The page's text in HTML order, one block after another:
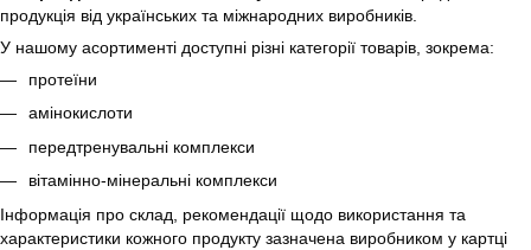
продукція від українських та міжнародних виробників.
У нашому асортименті доступні різні категорії товарів, зокрема:
протеїни
амінокислоти
передтренувальні комплекси
вітамінно-мінеральні комплекси
Інформація про склад, рекомендації щодо використання та
характеристики кожного продукту зазначена виробником у картці